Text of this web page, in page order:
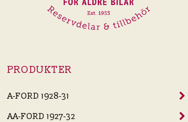
PRODUKTER
A-FORD 1928-31
AA-FORD 1927-32